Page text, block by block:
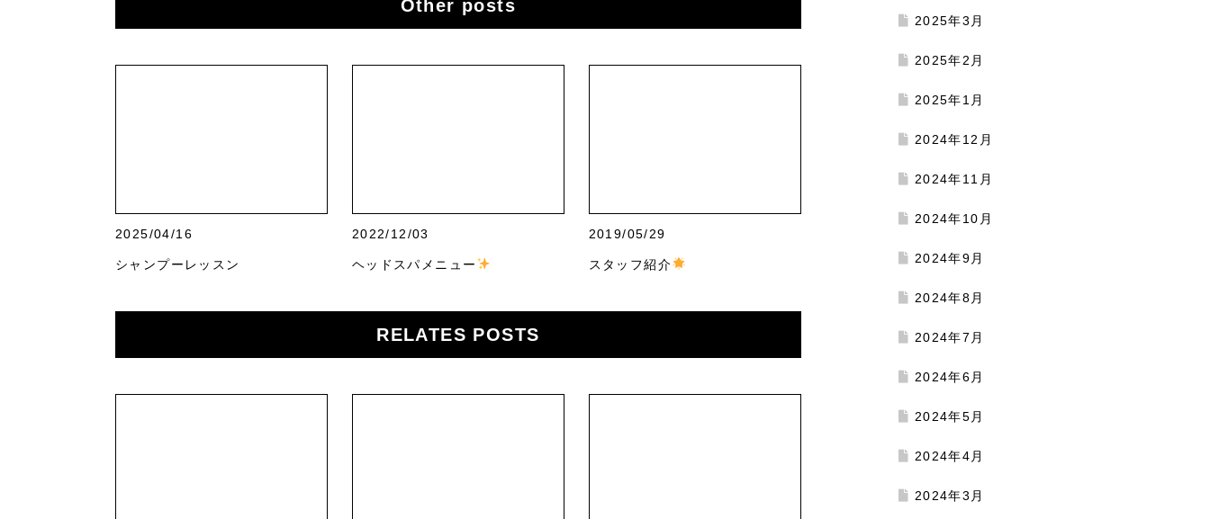
Other posts
2025/04/16
シャンプーレッスン
2022/12/03
ヘッドスパメニュー
2019/05/29
スタッフ紹介
RELATES POSTS
2025年3月
2025年2月
2025年1月
2024年12月
2024年11月
2024年10月
2024年9月
2024年8月
2024年7月
2024年6月
2024年5月
2024年4月
2024年3月